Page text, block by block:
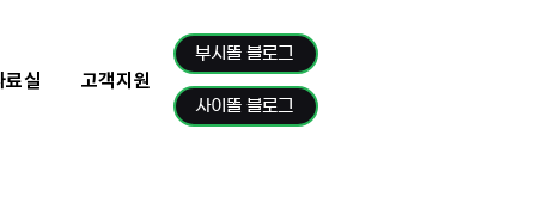
료실 고객지원
부시똘 블로그
사이똘 블로그